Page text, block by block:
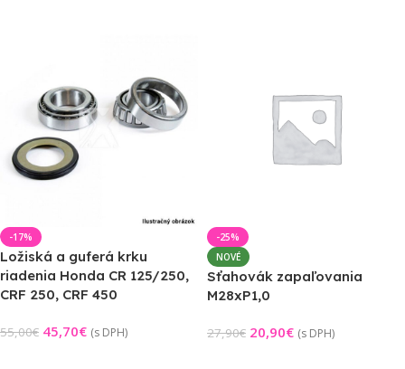
-17%
Ložiská a guferá krku
riadenia Honda CR 125/250,
CRF 250, CRF 450
55,00€ 45,70€ (s DPH)
-25%
NOVÉ
Sťahovák zapaľovania
M28xP1,0
27,90€ 20,90€ (s DPH)